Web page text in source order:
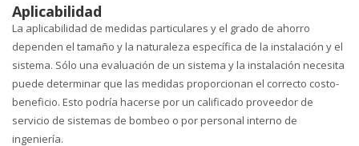
Aplicabilidad
La aplicabilidad de medidas particulares y el grado de ahorro
dependen el tamaño y la naturaleza específica de la instalación y el
sistema. Sólo una evaluación de un sistema y la instalación necesita
puede determinar que las medidas proporcionan el correcto costo-
beneficio. Esto podría hacerse por un calificado proveedor de
servicio de sistemas de bombeo o por personal interno de
ingeniería.